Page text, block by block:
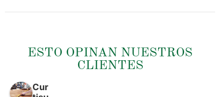
ESTO OPINAN NUESTROS
CLIENTES
Cur